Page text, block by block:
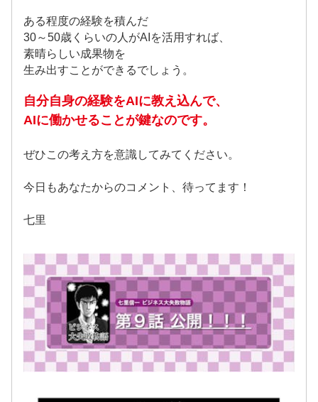
ある程度の経験を積んだ
30～50歳くらいの人がAIを活用すれば、
素晴らしい成果物を
生み出すことができるでしょう。
自分自身の経験をAIに教え込んで、
AIに働かせることが鍵なのです。
ぜひこの考え方を意識してみてください。
今日もあなたからのコメント、待ってます！
七里